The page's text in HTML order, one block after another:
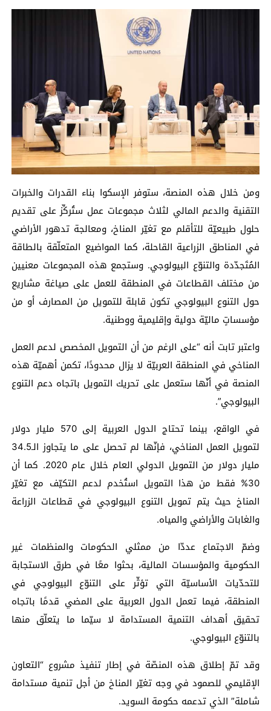
ومن خلال هذه المنصة، ستوفر الإسكوا بناء القدرات والخبرات
التقنية والدعم المالي لثلاث مجموعات عمل ستُركِّز على تقديم
حلول طبيعيّة للتأقلم مع تغيّر المناخ، ومعالجة تدهور الأراضي
في المناطق الزراعية القاحلة، كما المواضيع المتعلّقة بالطاقة
المُتَجدّدة والتنوّع البيولوجي. وستجمع هذه المجموعات معنيين
من مختلف القطاعات في المنطقة للعمل على صياغة مشاريع
حول التنوع البيولوجي تكون قابلة للتمويل من المصارف أو من
مؤسساتٍ ماليّة دولية وإقليمية ووطنية.
واعتبر تابت أنه “على الرغم من أن التمويل المخصص لدعم العمل
المناخي في المنطقة العربيّة لا يزال محدودًا، تكمن أهميّة هذه
المنصة في أنّها ستعمل على تحريك التمويل باتجاه دعم التنوع
البيولوجي”.
في الواقع، بينما تحتاج الدول العربية إلى 570 مليار دولار
لتمويل العمل المناخي، فإنّها لم تحصل على ما يتجاوز الـ34.5
مليار دولار من التمويل الدولي العام خلال عام 2020. كما أن
30% فقط من هذا التمويل استُخدم لدعم التكيّف مع تغيّر
المناخ حيث يتم تمويل التنوع البيولوجي في قطاعات الزراعة
والغابات والأراضي والمياه.
وضمّ الاجتماع عددّا من ممثلي الحكومات والمنظمات غير
الحكومية والمؤسسات المالية، بحثوا معًا في طرق الاستجابة
للتحدّيات الأساسيّة التي تؤثّر على التنوّع البيولوجي في
المنطقة، فيما تعمل الدول العربية على المضي قدمًا باتجاه
تحقيق أهداف التنمية المستدامة لا سيّما ما يتعلّق منها
بالتنوّع البيولوجي.
وقد تمّ إطلاق هذه المنصّة في إطار تنفيذ مشروع “التعاون
الإقليمي للصمود في وجه تغيّر المناخ من أجل تنمية مستدامة
شاملة” الذي تدعمه حكومة السويد.